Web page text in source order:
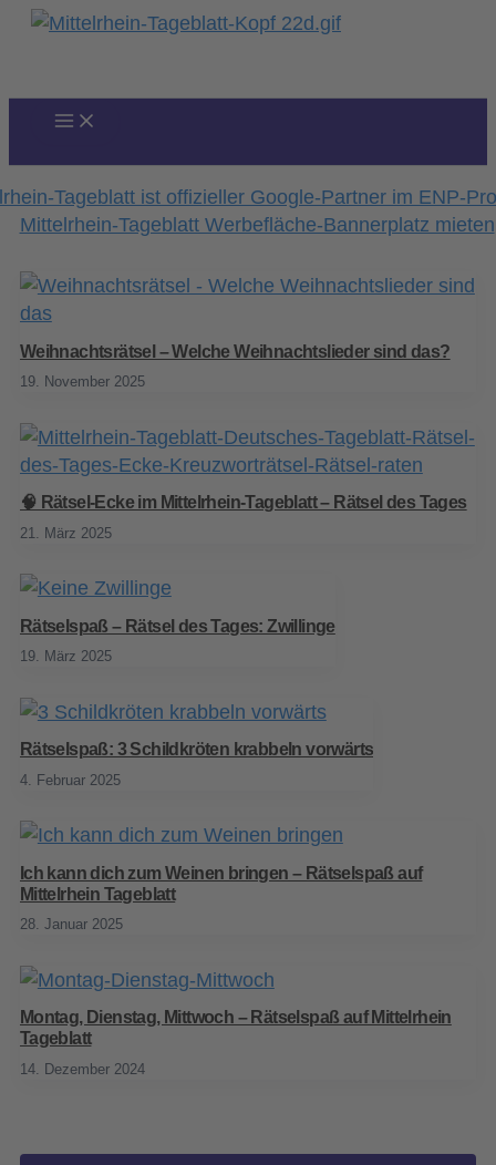
Zum
Weihnachtsrätsel – Welche Weihnachtslieder sind das?
19. November 2025
🧠 Rätsel-Ecke im Mittelrhein-Tageblatt – Rätsel des Tages
21. März 2025
Rätselspaß – Rätsel des Tages: Zwillinge
19. März 2025
Rätselspaß: 3 Schildkröten krabbeln vorwärts
4. Februar 2025
Ich kann dich zum Weinen bringen – Rätselspaß auf
Mittelrhein Tageblatt
28. Januar 2025
Montag, Dienstag, Mittwoch – Rätselspaß auf Mittelrhein
Tageblatt
14. Dezember 2024